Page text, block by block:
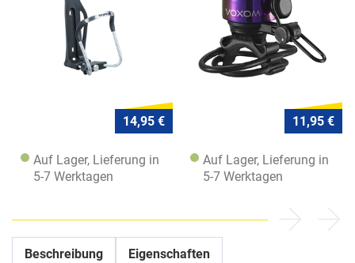
14,95 €
Auf Lager, Lieferung in
5-7 Werktagen
11,95 €
Auf Lager, Lieferung in
5-7 Werktagen
Beschreibung Eigenschaften